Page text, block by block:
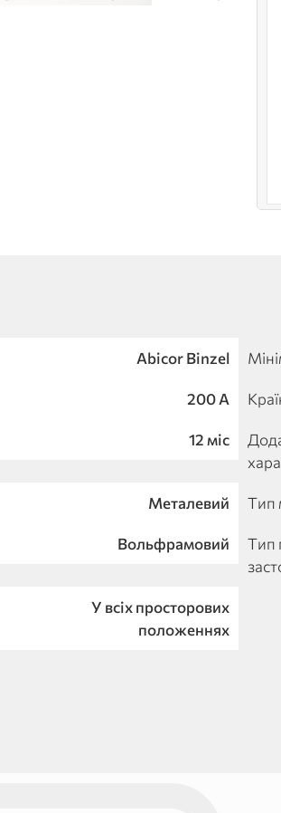
Abicor Binzel
200 A
12 міс
Металевий Тип
Вольфрамовий
Тип
У всіх просторових
положеннях